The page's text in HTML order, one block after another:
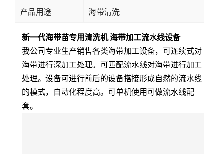
产品用途 海带清洗
新一代海带苗专用清洗机 海带加工流水线设备
我公司专业生产销售各类海带加工设备，可连续式对
海带进行深加工处理。可匹配流水线对海带进行加工
处理。设备可进行前后的设备搭接形成自然的流水线
的模式，自动化程度高。可单机使用可做流水线配
套。